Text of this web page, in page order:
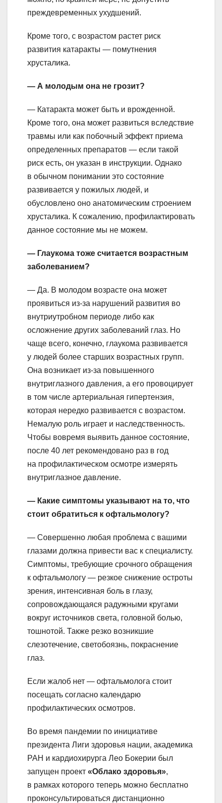
преждевременных ухудшений.
Кроме того, с возрастом растет риск
развития катаракты — помутнения
хрусталика.
— А молодым она не грозит?
— Катаракта может быть и врожденной.
Кроме того, она может развиться вследствие
травмы или как побочный эффект приема
определенных препаратов — если такой
риск есть, он указан в инструкции. Однако
в обычном понимании это состояние
развивается у пожилых людей, и
обусловлено оно анатомическим строением
хрусталика. К сожалению, профилактировать
данное состояние мы не можем.
— Глаукома тоже считается возрастным
заболеванием?
— Да. В молодом возрасте она может
проявиться из-за нарушений развития во
внутриутробном периоде либо как
осложнение других заболеваний глаз. Но
чаще всего, конечно, глаукома развивается
у людей более старших возрастных групп.
Она возникает из-за повышенного
внутриглазного давления, а его провоцирует
в том числе артериальная гипертензия,
которая нередко развивается с возрастом.
Немалую роль играет и наследственность.
Чтобы вовремя выявить данное состояние,
после 40 лет рекомендовано раз в год
на профилактическом осмотре измерять
внутриглазное давление.
— Какие симптомы указывают на то, что
стоит обратиться к офтальмологу?
— Совершенно любая проблема с вашими
глазами должна привести вас к специалисту.
Симптомы, требующие срочного обращения
к офтальмологу — резкое снижение остроты
зрения, интенсивная боль в глазу,
сопровождающаяся радужными кругами
вокруг источников света, головной болью,
тошнотой. Также резко возникшие
слезотечение, светобоязнь, покраснение
глаз.
Если жалоб нет — офтальмолога стоит
посещать согласно календарю
профилактических осмотров.
Во время пандемии по инициативе
президента Лиги здоровья нации, академика
РАН и кардиохирурга Лео Бокерии был
запущен проект «Облако здоровья»,
в рамках которого теперь можно бесплатно
проконсультироваться дистанционно